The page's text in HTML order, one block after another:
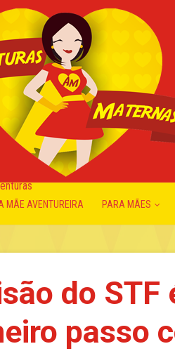
MÃE AVENTUREIRA PARA MÃES
do STF
passo